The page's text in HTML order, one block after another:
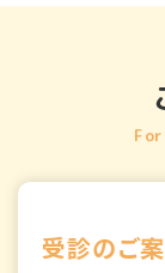
受診のご